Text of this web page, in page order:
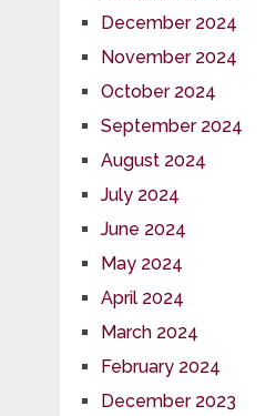
December 2024
November 2024
October 2024
September 2024
August 2024
July 2024
June 2024
May 2024
April 2024
March 2024
February 2024
December 2023